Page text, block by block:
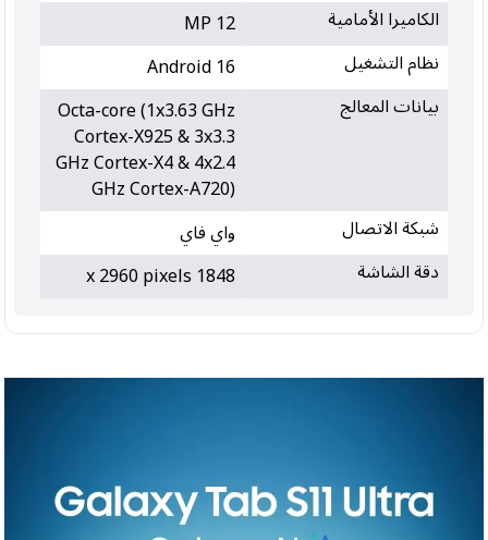
الكاميرا الأمامية
12 MP
نظام التشغيل
Android 16
بيانات المعالج
Octa-core (1x3.63 GHz
Cortex-X925 & 3x3.3
GHz Cortex-X4 & 4x2.4
GHz Cortex-A720)
شبكة الاتصال
واي فاي
دقة الشاشة
1848 x 2960 pixels